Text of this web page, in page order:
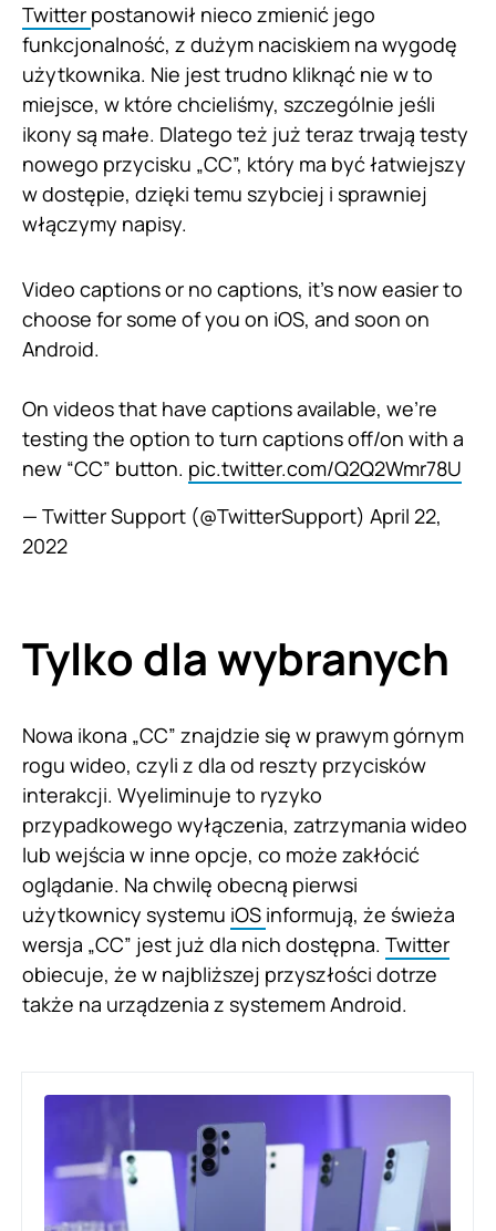
Twitter postanowił nieco zmienić jego
funkcjonalność, z dużym naciskiem na wygodę
użytkownika. Nie jest trudno kliknąć nie w to
miejsce, w które chcieliśmy, szczególnie jeśli
ikony są małe. Dlatego też już teraz trwają testy
nowego przycisku „CC”, który ma być łatwiejszy
w dostępie, dzięki temu szybciej i sprawniej
włączymy napisy.
Video captions or no captions, it’s now easier to
choose for some of you on iOS, and soon on
Android.
On videos that have captions available, we’re
testing the option to turn captions off/on with a
new “CC” button. pic.twitter.com/Q2Q2Wmr78U
— Twitter Support (@TwitterSupport) April 22,
2022
Tylko dla wybranych
Nowa ikona „CC” znajdzie się w prawym górnym
rogu wideo, czyli z dla od reszty przycisków
interakcji. Wyeliminuje to ryzyko
przypadkowego wyłączenia, zatrzymania wideo
lub wejścia w inne opcje, co może zakłócić
oglądanie. Na chwilę obecną pierwsi
użytkownicy systemu iOS informują, że świeża
wersja „CC” jest już dla nich dostępna. Twitter
obiecuje, że w najbliższej przyszłości dotrze
także na urządzenia z systemem Android.